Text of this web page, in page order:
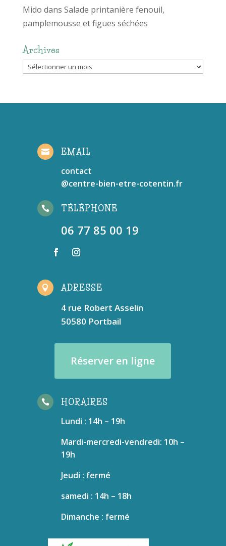
Mido dans Salade printanière fenouil,
pamplemousse et figues séchées
Archives
Archives
 EMAIL
contact
@centre-bien-etre-cotentin.fr
 TÉLÉPHONE
06 77 85 00 19
 ADRESSE
4 rue Robert Asselin
50580 Portbail
Réserver en ligne
 HORAIRES
Lundi : 14h – 19h
Mardi-mercredi-vendredi: 10h –
19h
Jeudi : fermé
samedi : 14h – 18h
Dimanche : fermé